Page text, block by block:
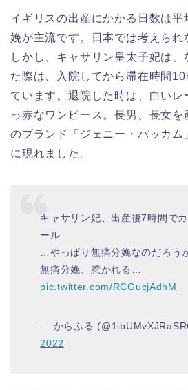
イギリスの出産にかかる日数は平
娩が主流です。日本では考えられ
しかし、キャサリン皇太子妃は、
た際は、入院してから滞在時間
ています。退院した時は、白いレ
っ赤なワンピース。長男、長女を
のブランド「ジェニー・パッカム
に現れました。
キャサリン妃、出産後7時間で
ール
…やっぱり無痛分娩なのだろう
無痛分娩、惹かれる…
pic.twitter.com/RCGucjAdhM
— からふる
2022